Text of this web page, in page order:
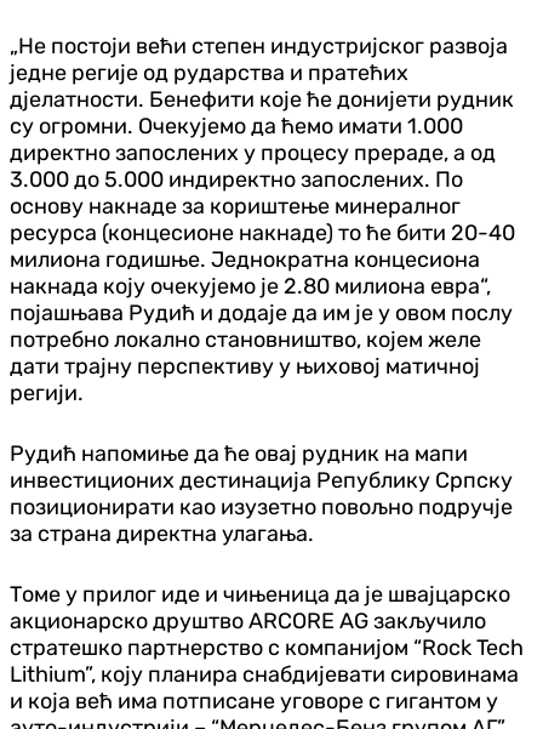
„Не постоји већи степен индустријског развоја
једне регије од рударства и пратећих
д‌јелатности. Бенефити које ће донијети рудник
су огромни. Очекујемо да ћемо имати 1.000
директно запослених у процесу прераде, а од
3.000 до 5.000 индиректно запослених. По
основу накнаде за кориштење минералног
ресурса (концесионе накнаде) то ће бити 20-40
милиона годишње. Једнократна концесиона
накнада коју очекујемо је 2.80 милиона евра“,
појашњава Рудић и додаје да им је у овом послу
потребно локално становништво, којем желе
дати трајну перспективу у њиховој матичној
регији.
Рудић напомиње да ће овај рудник на мапи
инвестиционих дестинација Републику Српску
позиционирати као изузетно повољно подручје
за страна директна улагања.
Томе у прилог иде и чињеница да је швајцарско
акционарско друштво ARCORE AG закључило
стратешко партнерство с компанијом “Rock Tech
Lithium”, коју планира снабдијевати сировинама
и која већ има потписане уговоре с гигантом у